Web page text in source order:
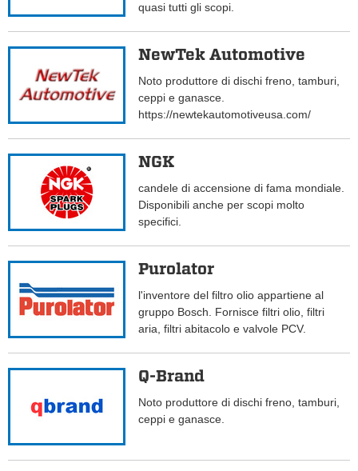
quasi tutti gli scopi.
NewTek Automotive
Noto produttore di dischi freno, tamburi,
ceppi e ganasce.
https://newtekautomotiveusa.com/
NGK
candele di accensione di fama mondiale.
Disponibili anche per scopi molto
specifici.
Purolator
l'inventore del filtro olio appartiene al
gruppo Bosch. Fornisce filtri olio, filtri
aria, filtri abitacolo e valvole PCV.
Q-Brand
Noto produttore di dischi freno, tamburi,
ceppi e ganasce.